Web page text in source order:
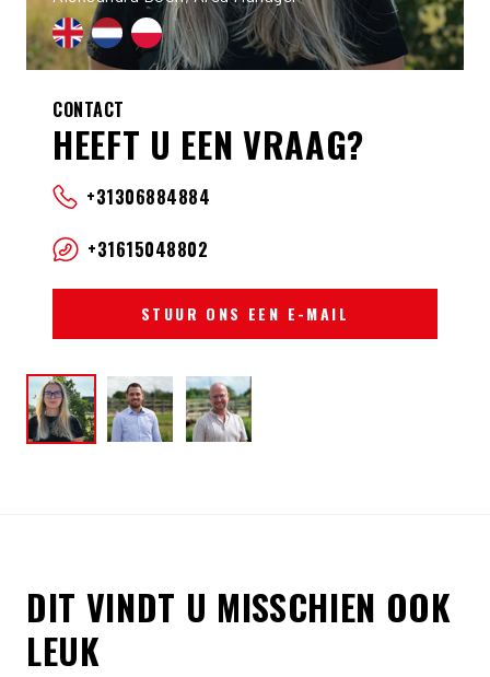
CONTACT
HEEFT U EEN VRAAG?
+31306884884
+31615048802
STUUR ONS EEN E-MAIL
DIT VINDT U MISSCHIEN OOK
LEUK